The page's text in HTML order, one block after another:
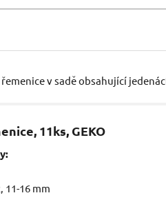
v sadě obsahující
11ks, GEKO
11-16 mm